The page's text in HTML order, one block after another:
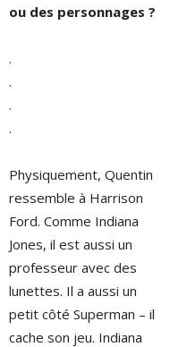
ou des personnages ?
.
.
.
.
Physiquement, Quentin
ressemble à Harrison
Ford. Comme Indiana
Jones, il est aussi un
professeur avec des
lunettes. Il a aussi un
petit côté Superman – il
cache son jeu. Indiana